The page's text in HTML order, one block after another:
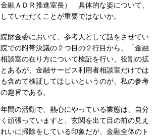
融ＡＤＲ推進室長）
具体的な姿について、
ていただくことが重要ではないか。
財金委において、参考人として話をさせてい
での附帯決議の２つ目の２行目から、「金融
談室の在り方について検証を行い、役割の拡
あるが、金融サービス利用者相談室だけでは
含めて検証してほしいというのが、私の参考
趣旨である。
間の活動で、熱心にやっている業態は、自分
頑張っていますと、玄関を出て目の前の見え
いに掃除をしている印象だが、金融全体のト